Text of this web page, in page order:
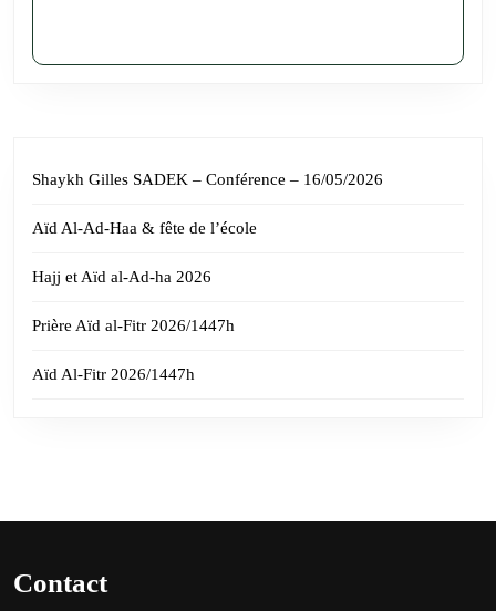
Shaykh Gilles SADEK – Conférence – 16/05/2026
Aïd Al-Ad-Haa & fête de l’école
Hajj et Aïd al-Ad-ha 2026
Prière Aïd al-Fitr 2026/1447h
Aïd Al-Fitr 2026/1447h
Contact